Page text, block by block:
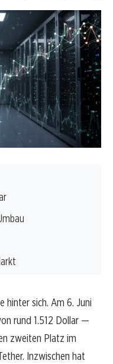
hinter sich. Am 6. Juni
rund 1.512 Dollar —
zweiten Platz im
Inzwischen hat